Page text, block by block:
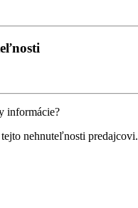
informácie?
nehnuteľnosti predajcovi.